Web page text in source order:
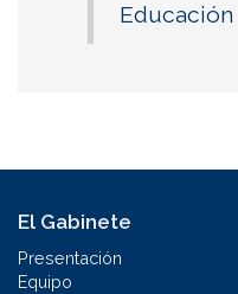
Educación
El Gabinete
Presentación
Equipo